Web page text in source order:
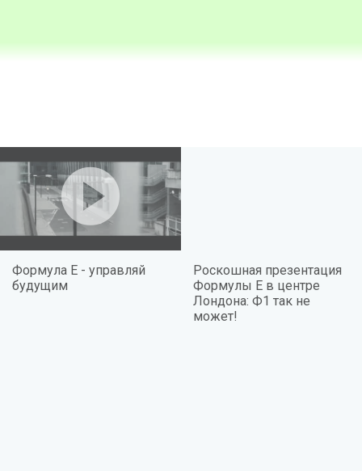
Формула Е - управляй
будущим
Роскошная презентация
Формулы Е в центре
Лондона: Ф1 так не
может!